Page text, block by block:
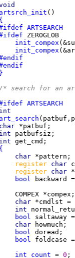
artsrch_init
{
ARTSEARCH
init_compex
init_compex
}
/* search for an
ARTSEARCH
int
art_search
char
int
int
{
char
register char
register char
bool
backward
COMPEX
char *cmdlst =
int
bool
saltaway
char
bool
bool
foldcase
int_count = 0